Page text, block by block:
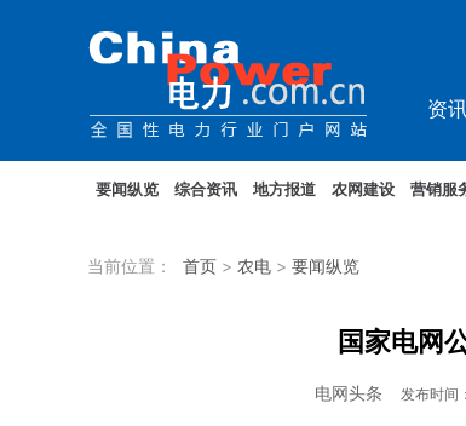
资
要闻纵览 综合资讯 地方报道 农网建设 营销服
当前位置： 首页 > 农电 > 要闻纵览
国家电网
电网头条 发布时间：